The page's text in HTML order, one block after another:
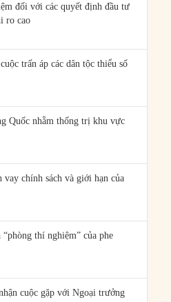
đối với các quyết định đầu tư
ro cao
trấn áp các dân tộc thiểu số
Quốc nhằm thống trị khu vực
chính sách và giới hạn của
thí nghiệm” của phe
cuộc gặp với Ngoại trưởng